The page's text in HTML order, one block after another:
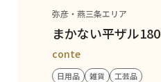
弥彦・燕三条エリア
まかない平ザル180
conte
日用品 雑貨 工芸品